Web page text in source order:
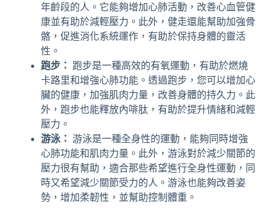
年齡段的人。它能夠增加心肺活動，改善心血管健
康並有助於減輕壓力。此外，健走還能幫助加強骨
骼，促進消化系統運作，有助於保持身體的靈活
性。
跑步：
跑步是一種高效的有氧運動，有助於燃燒
卡路里和增強心肺功能。透過跑步，您可以增加心
臟的健康，加強肌肉力量，改善身體的持久力。此
外，跑步也能釋放內啡肽，有助於提升情緒和減輕
壓力。
游泳： 游泳是一種全身性的運動，能夠同時增強
心肺功能和肌肉力量。此外，游泳對於減少關節的
壓力很有幫助，適合那些希望進行全身性運動，同
時又希望減少關節受力的人。游泳也能夠改善姿
勢，增加柔韌性，並幫助控制體重。